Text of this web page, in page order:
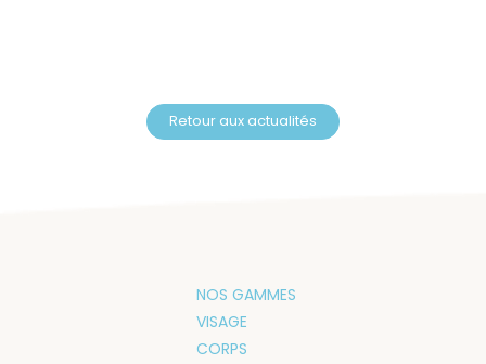
Retour aux actualités
NOS GAMMES
VISAGE
CORPS